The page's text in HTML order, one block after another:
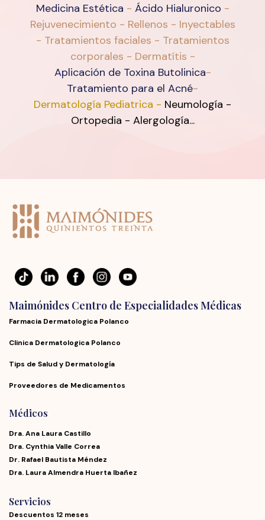
Medicina Estética - Ácido Hialuronico -
Rejuvenecimiento - Rellenos - Inyectables
- Tratamientos faciales - Tratamientos
corporales - Dermatítis -
Aplicación de Toxina Butolinica-
Tratamiento para el Acné-
Dermatología Pediatrica - Neumología -
Ortopedia - Alergología...
Maimónides Centro de Especialidades Médicas
Farmacia Dermatologica Polanco
Clinica Dermatologica Polanco
Tips de Salud y Dermatología
Proveedores de Medicamentos
Médicos
Dra. Ana Laura Castillo
Dra. Cynthia Valle Correa
Dr. Rafael Bautista Méndez
Dra. Laura Almendra Huerta Ibañez
Servicios
Descuentos 12 meses